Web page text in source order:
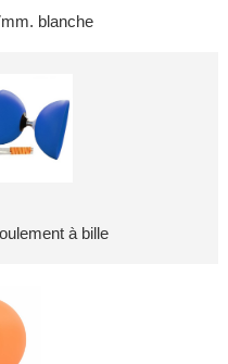
blanche
à bille